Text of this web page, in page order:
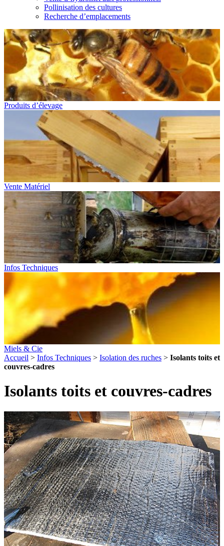
Pollinisation des cultures
Recherche d’emplacements
Produits d’élevage
Vente Matériel
Infos Techniques
Miels & Cie
Accueil > Infos Techniques > Isolation des ruches > Isolants toits et
couvres-cadres
Isolants toits et couvres-cadres